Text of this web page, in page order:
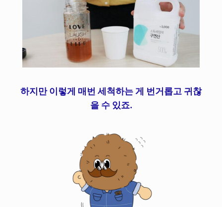
하지만 이렇게 매번 세척하는 게 번거롭고 귀찮
을 수 있죠.